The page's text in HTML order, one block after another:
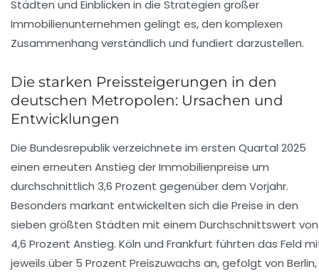
Städten und Einblicken in die Strategien großer
Immobilienunternehmen gelingt es, den komplexen
Zusammenhang verständlich und fundiert darzustellen.
Die starken Preissteigerungen in den
deutschen Metropolen: Ursachen und
Entwicklungen
Die Bundesrepublik verzeichnete im ersten Quartal 2025
einen erneuten Anstieg der Immobilienpreise um
durchschnittlich 3,6 Prozent gegenüber dem Vorjahr.
Besonders markant entwickelten sich die Preise in den
sieben größten Städten mit einem Durchschnittswert von
4,6 Prozent Anstieg. Köln und Frankfurt führten das Feld
jeweils über 5 Prozent Preiszuwachs an, gefolgt von Berlin,